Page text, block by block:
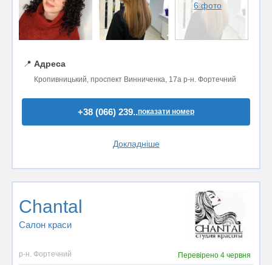
6 фото
📍 Адреса
Кропивницький, проспект Винниченка, 17а р-н. Фортечний
+38 (066) 239..показати номер
Докладніше
Chantal
Салон краси
р-н. Фортечний Перевірено 4 червня